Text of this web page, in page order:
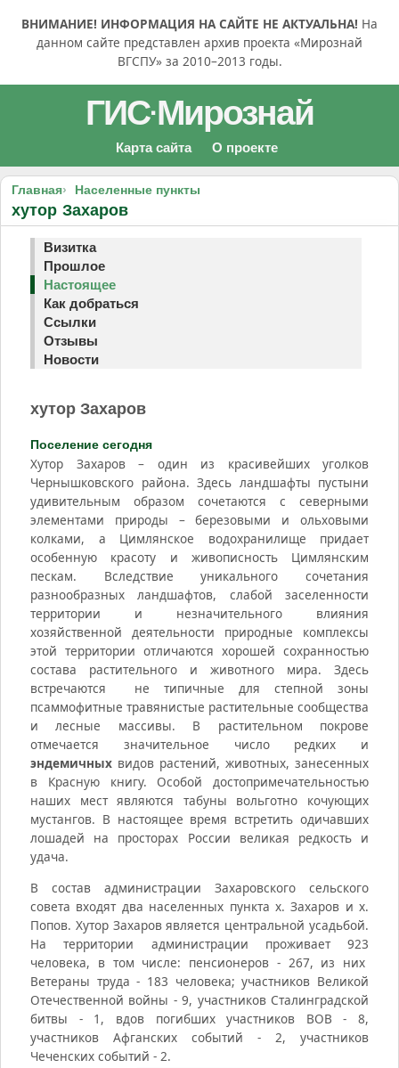
ВНИМАНИЕ! ИНФОРМАЦИЯ НА САЙТЕ НЕ АКТУАЛЬНА! На
данном сайте представлен архив проекта «Мирознай
ВГСПУ» за 2010–2013 годы.
ГИС·Мирознай
Карта сайта О проекте
Главная Населенные пункты
хутор Захаров
Визитка
Прошлое
Настоящее
Как добраться
Ссылки
Отзывы
Новости
хутор Захаров
Поселение сегодня
Хутор Захаров – один из красивейших уголков
Чернышковского района. Здесь ландшафты пустыни
удивительным образом сочетаются с северными
элементами природы – березовыми и ольховыми
колками, а Цимлянское водохранилище придает
особенную красоту и живописность Цимлянским
пескам. Вследствие уникального сочетания
разнообразных ландшафтов, слабой заселенности
территории и незначительного влияния
хозяйственной деятельности природные комплексы
этой территории отличаются хорошей сохранностью
состава растительного и животного мира. Здесь
встречаются не типичные для степной зоны
псаммофитные травянистые растительные сообщества
и лесные массивы. В растительном покрове
отмечается значительное число редких и
эндемичных видов растений, животных, занесенных
в Красную книгу. Особой достопримечательностью
наших мест являются табуны вольготно кочующих
мустангов. В настоящее время встретить одичавших
лошадей на просторах России великая редкость и
удача.
В состав администрации Захаровского сельского
совета входят два населенных пункта х. Захаров и х.
Попов. Хутор Захаров является центральной усадьбой.
На территории администрации проживает 923
человека, в том числе: пенсионеров - 267, из них
Ветераны труда - 183 человека; участников Великой
Отечественной войны - 9, участников Сталинградской
битвы - 1, вдов погибших участников ВОВ - 8,
участников Афганских событий - 2, участников
Чеченских событий - 2.